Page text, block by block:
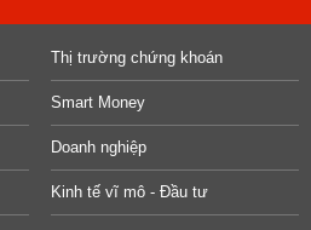
Thị trường chứng khoán
Smart Money
Doanh nghiệp
Kinh tế vĩ mô - Đầu tư